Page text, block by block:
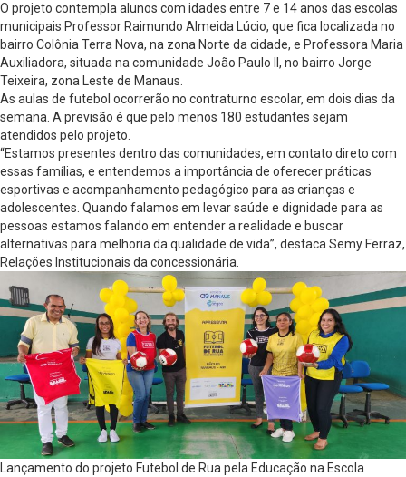
O projeto contempla alunos com idades entre 7 e 14 anos das escolas
municipais Professor Raimundo Almeida Lúcio, que fica localizada no
bairro Colônia Terra Nova, na zona Norte da cidade, e Professora Maria
Auxiliadora, situada na comunidade João Paulo II, no bairro Jorge
Teixeira, zona Leste de Manaus.
As aulas de futebol ocorrerão no contraturno escolar, em dois dias da
semana. A previsão é que pelo menos 180 estudantes sejam
atendidos pelo projeto.
“Estamos presentes dentro das comunidades, em contato direto com
essas famílias, e entendemos a importância de oferecer práticas
esportivas e acompanhamento pedagógico para as crianças e
adolescentes. Quando falamos em levar saúde e dignidade para as
pessoas estamos falando em entender a realidade e buscar
alternativas para melhoria da qualidade de vida”, destaca Semy Ferraz,
Relações Institucionais da concessionária.
Lançamento do projeto Futebol de Rua pela Educação na Escola